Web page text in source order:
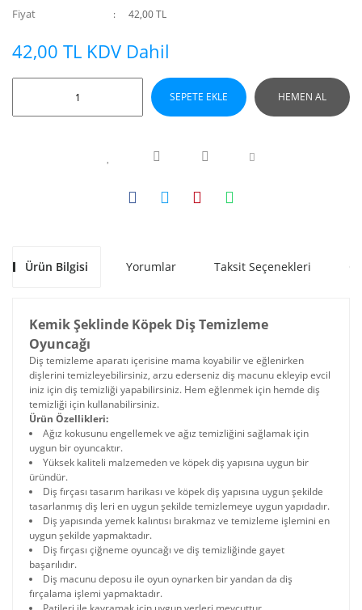
Fiyat 42,00 TL
42,00 TL KDV Dahil
SEPETE EKLE HEMEN AL
Ürün Bilgisi Yorumlar Taksit Seçenekleri
Kemik Şeklinde Köpek Diş Temizleme
Oyuncağı
Diş temizleme aparatı içerisine mama koyabilir ve eğlenirken
dişlerini temizleyebilirsiniz, arzu ederseniz diş macunu ekleyip evcil
iniz için diş temizliği yapabilirsiniz. Hem eğlenmek için hemde diş
temizliği için kullanabilirsiniz.
Ürün Özellikleri:
Ağız kokusunu engellemek ve ağız temizliğini sağlamak için
uygun bir oyuncaktır.
Yüksek kaliteli malzemeden ve köpek diş yapısına uygun bir
üründür.
Diş fırçası tasarım harikası ve köpek diş yapısına uygun şekilde
tasarlanmış diş leri en uygun şekilde temizlemeye uygun yapıdadır.
Diş yapısında yemek kalıntısı bırakmaz ve temizleme işlemini en
uygun şekilde yapmaktadır.
Diş fırçası çiğneme oyuncağı ve diş temizliğinde gayet
başarılıdır.
Diş macunu deposu ile oyun oynarken bir yandan da diş
fırçalama işlemi yapmaktadır.